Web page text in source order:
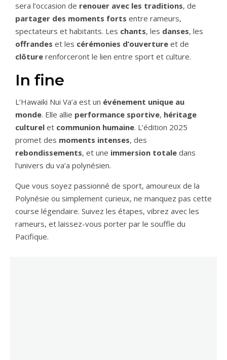
sera l’occasion de renouer avec les traditions, de
partager des moments forts entre rameurs,
spectateurs et habitants. Les chants, les danses, les
offrandes et les cérémonies d’ouverture et de
clôture renforceront le lien entre sport et culture.
In fine
L’Hawaiki Nui Va’a est un événement unique au
monde. Elle allie performance sportive, héritage
culturel et communion humaine. L’édition 2025
promet des moments intenses, des
rebondissements, et une immersion totale dans
l’univers du va’a polynésien.
Que vous soyez passionné de sport, amoureux de la
Polynésie ou simplement curieux, ne manquez pas cette
course légendaire. Suivez les étapes, vibrez avec les
rameurs, et laissez-vous porter par le souffle du
Pacifique.